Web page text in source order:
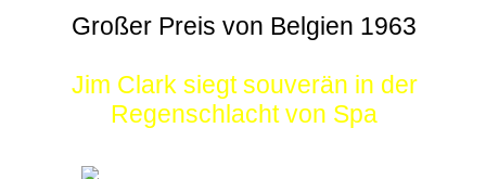
Großer Preis von Belgien 1963
Jim Clark siegt souverän in der
Regenschlacht von Spa